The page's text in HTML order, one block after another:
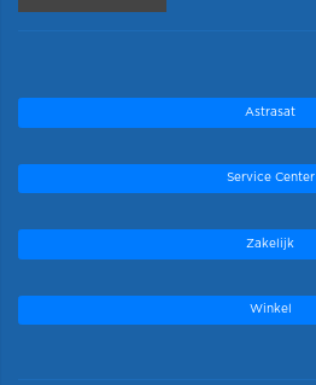
Astrasat
Service Center
Zakelijk
Winkel